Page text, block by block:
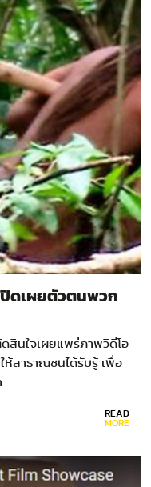
ปิดเผยตัวตนพวก
สินใจเผยแพร่ภาพวิดีโอ
ห้สาธาณชนได้รับรู้ เพื่อ
READ
MORE